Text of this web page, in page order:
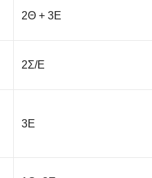
2Θ + 3Ε
2Σ/Ε
3Ε